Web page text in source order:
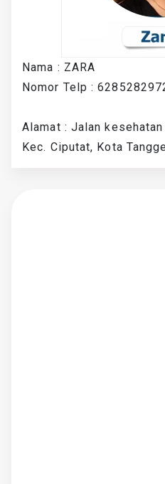
Nama : ZARA
Nomor Telp :
Alamat : Jalan
Kec. Ciputat, Kota